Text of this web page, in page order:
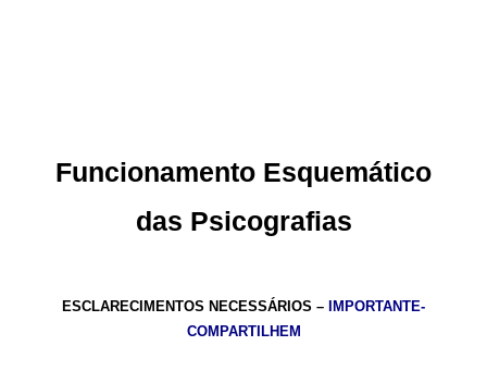
Funcionamento Esquemático
das Psicografias
ESCLARECIMENTOS NECESSÁRIOS – IMPORTANTE-
COMPARTILHEM